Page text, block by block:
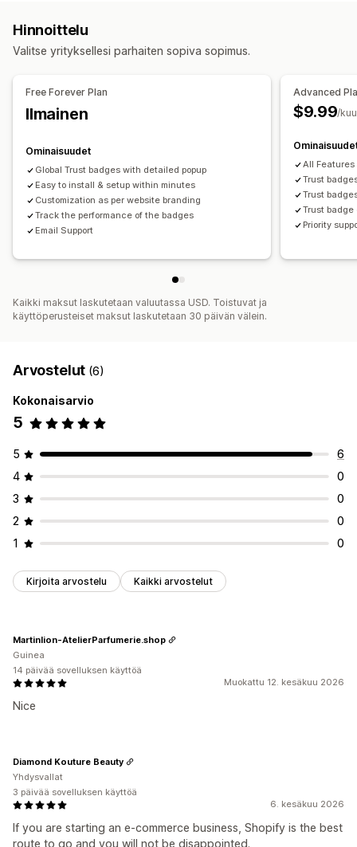
Mukautukset
Taustat
Rajat Värit Mukautettu teksti
Laitekohtaiset
Kuvakkeen sijainti
Mukautetut sivut
Hero-osio
Etusivu Kohdesivut Tuotesivut Hakusivu
Hinnoittelu
Valitse yrityksellesi parhaiten sopiva sopimus.
Free Forever Plan
Ilmainen
Ominaisuudet
Global Trust badges with detailed popup
Easy to install & setup within minutes
Customization as per website branding
Track the performance of the badges
Email Support
Advanced
$9.99/
All
Trust
Trust
Trust badge
Priority
Kaikki maksut laskutetaan valuutassa USD. Toistuvat ja
käyttöperusteiset maksut laskutetaan 30 päivän välein.
Arvostelut (6)
Kokonaisarvio
5
5
6
4
0
3
0
2
0
1
0
Kirjoita arvostelu Kaikki arvostelut
Muokattu 12. kesäkuu 2026
Nice
Martinlion-AtelierParfumerie.shop
Guinea
14 päivää sovelluksen käyttöä
6. kesäkuu 2026
If you are starting an e-commerce business, Shopify is the best
route to go and you will not be disappointed.
Diamond Kouture Beauty
Yhdysvallat
3 päivää sovelluksen käyttöä